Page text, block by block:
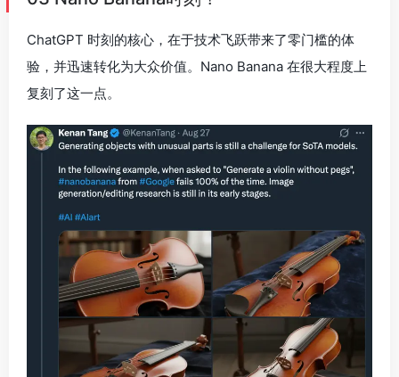
ChatGPT 时刻的核心，在于技术飞跃带来了零门槛的体
验，并迅速转化为大众价值。Nano Banana 在很大程度上
复刻了这一点。